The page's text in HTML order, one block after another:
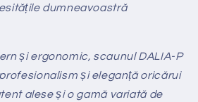
dumneavoastră
și ergonomic, scaunul DALIA-P
și eleganță oricărui
alese și o gamă variată de